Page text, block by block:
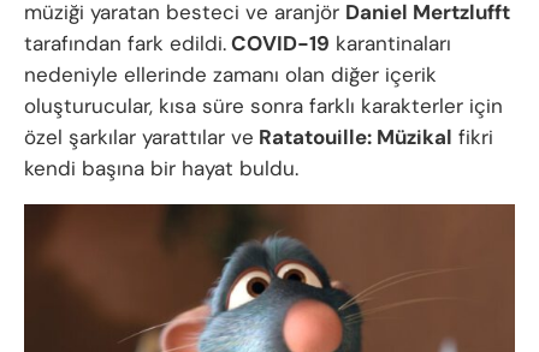
müziği yaratan besteci ve aranjör Daniel Mertzlufft
tarafından fark edildi.COVID-19 karantinaları
nedeniyle ellerinde zamanı olan diğer içerik
oluşturucular, kısa süre sonra farklı karakterler için
özel şarkılar yarattılar ve Ratatouille: Müzikal fikri
kendi başına bir hayat buldu.